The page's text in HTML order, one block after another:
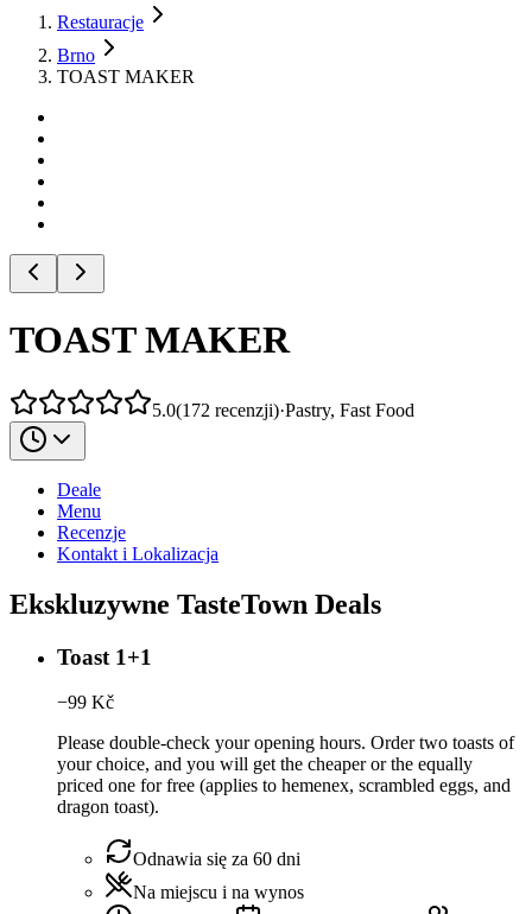
Restauracje
Brno
TOAST MAKER
TOAST MAKER
5.0(172 recenzji)·Pastry, Fast Food
Deale
Menu
Recenzje
Kontakt i Lokalizacja
Ekskluzywne TasteTown Deals
Toast 1+1
−99 Kč
Please double-check your opening hours. Order two toasts of
your choice, and you will get the cheaper or the equally
priced one for free (applies to hemenex, scrambled eggs, and
dragon toast).
Odnawia się za 60 dni
Na miejscu i na wynos